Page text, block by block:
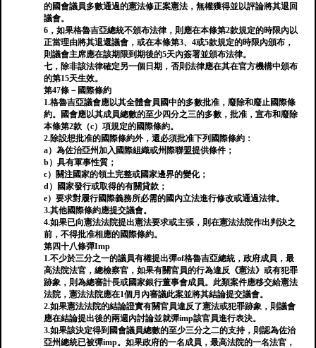
的國會議員多數通過的憲法修正案憲法，無權獲得並以評論將其退回
議會。
6，如果格魯吉亞總統不頒布法律，則應在本條第2款規定的時限內以
正當理由將其退還議會，或在本條第3、4或5款規定的時限內頒布，
則議會主席應在該期限到期後的5天內簽署並頒布法律。
七，除非該法律確定另一個日期，否則法律應在其在官方機構中頒布
的第15天生效。
第47條－國際條約
1.格魯吉亞議會應以其全體會員國中的多數批准，廢除和廢止國際條
約。國會應以其成員總數的至少四分之三的多數，批准，宣布和廢除
本條第2款（c）項規定的國際條約。
2.除設想批准的國際條約外，還必須批准下列國際條約：
a）為佐治亞州加入國際組織或州際聯盟提供條件；
b）具有軍事性質；
c）關注國家的領土完整或國家邊界的變化；
d）國家發行或取得的有關貸款；
e）要求對履行國際義務所必需的國內立法進行修改或通過法律。
3.其他國際條約應提交議會。
4.如果已向憲法法院提出憲法要求或主張，則在憲法法院作出判決之
前，不得批准相應的國際條約。
第四十八條彈Imp
1.不少於三分之一的議員有權提出彈of格魯吉亞總統，政府成員，最
高法院法官，總檢察官，如果有關官員的行為違反《憲法》或有犯罪
跡象，則為總審計長或國家銀行董事會成員。此類案件應移交給憲法
法院，憲法法院應在1個月內審議此案並將其結論提交議會。
2.如果憲法法院的結論證實有關官員違反了憲法或犯罪跡象，則議會
應在結論提出後的兩週內討論並就彈imp該官員進行表決。
3.如果該決定得到國會議員總數的至少三分之二的支持，則認為佐治
亞州總統已被彈imp。如果政府的一名成員，最高法院的一名法官，